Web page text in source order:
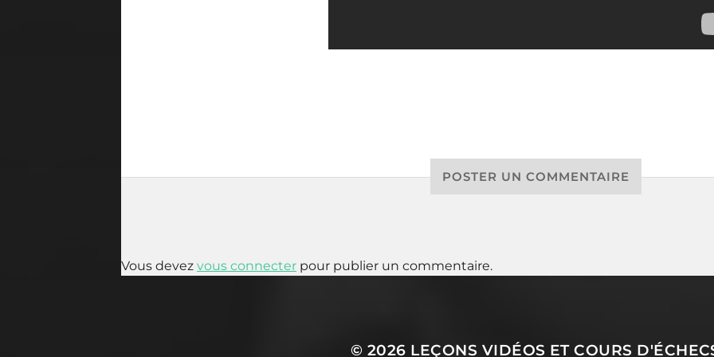
POSTER UN COMMENTAIRE
Vous devez vous connecter pour publier un commentaire.
© 2026 LEÇONS VIDÉOS ET COURS